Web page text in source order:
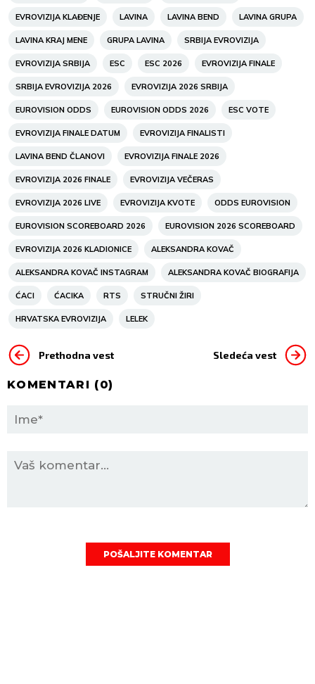
EVROVIZIJA KLAĐENJE LAVINA LAVINA BEND LAVINA GRUPA
LAVINA KRAJ MENE GRUPA LAVINA SRBIJA EVROVIZIJA
EVROVIZIJA SRBIJA ESC ESC 2026 EVROVIZIJA FINALE
SRBIJA EVROVIZIJA 2026 EVROVIZIJA 2026 SRBIJA
EUROVISION ODDS EUROVISION ODDS 2026 ESC VOTE
EVROVIZIJA FINALE DATUM EVROVIZIJA FINALISTI
LAVINA BEND ČLANOVI EVROVIZIJA FINALE 2026
EVROVIZIJA 2026 FINALE EVROVIZIJA VEČERAS
EVROVIZIJA 2026 LIVE EVROVIZIJA KVOTE ODDS EUROVISION
EUROVISION SCOREBOARD 2026 EUROVISION 2026 SCOREBOARD
EVROVIZIJA 2026 KLADIONICE ALEKSANDRA KOVAČ
ALEKSANDRA KOVAČ INSTAGRAM ALEKSANDRA KOVAČ BIOGRAFIJA
ĆACI ĆACIKA RTS STRUČNI ŽIRI
HRVATSKA EVROVIZIJA LELEK
Prethodna vest Sledeća vest
KOMENTARI (0)
POŠALJITE KOMENTAR